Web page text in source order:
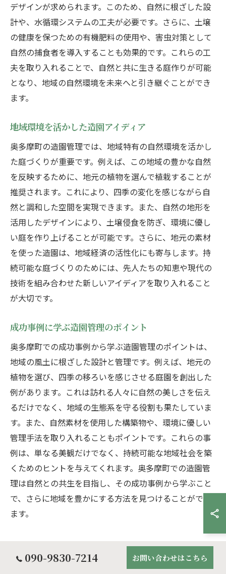
デザインが求められます。このため、自然に根ざした設
計や、水循環システムの工夫が必要です。さらに、土壌
の健康を保つための有機肥料の使用や、害虫対策として
自然の捕食者を導入することも効果的です。これらの工
夫を取り入れることで、自然と共に生きる庭作りが可能
となり、地域の自然環境を未来へと引き継ぐことができ
ます。
地域環境を活かした造園アイディア
奥多摩町の造園管理では、地域特有の自然環境を活かし
た庭づくりが重要です。例えば、この地域の豊かな自然
を反映するために、地元の植物を選んで植栽することが
推奨されます。これにより、四季の変化を感じながら自
然と調和した空間を実現できます。また、自然の地形を
活用したデザインにより、土壌侵食を防ぎ、環境に優し
い庭を作り上げることが可能です。さらに、地元の素材
を使った造園は、地域経済の活性化にも寄与します。持
続可能な庭づくりのためには、先人たちの知恵や現代の
技術を組み合わせた新しいアイディアを取り入れること
が大切です。
成功事例に学ぶ造園管理のポイント
奥多摩町での成功事例から学ぶ造園管理のポイントは、
地域の風土に根ざした設計と管理です。例えば、地元の
植物を選び、四季の移ろいを感じさせる庭園を創出した
例があります。これは訪れる人々に自然の美しさを伝え
るだけでなく、地域の生態系を守る役割も果たしていま
す。また、自然素材を使用した構築物や、環境に優しい
管理手法を取り入れることもポイントです。これらの事
例は、単なる美観だけでなく、持続可能な地域社会を築
くためのヒントを与えてくれます。奥多摩町での造園管
理は自然との共生を目指し、その成功事例から学ぶこと
で、さらに地域を豊かにする方法を見つけることができ
ます。
奥多摩町での持続可能な庭づくりの実
090-9830-7214 お問い合わせはこちら